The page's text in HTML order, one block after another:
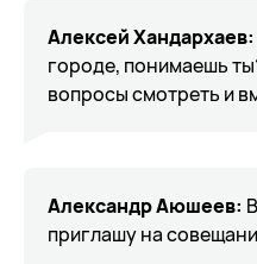
Алексей Хандархаев:
городе, понимаешь
вопросы смотреть и
Александр Аюшеев:
приглашу на